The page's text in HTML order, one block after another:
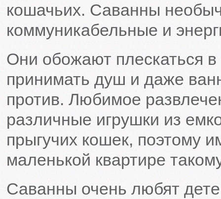
кошачьих. Саванны
коммуникабельные и
Они обожают плескаться в
принимать душ и даже
против. Любимое
различные игрушки из
прыгучих кошек, поэтому
маленькой квартире
Саванны очень любят